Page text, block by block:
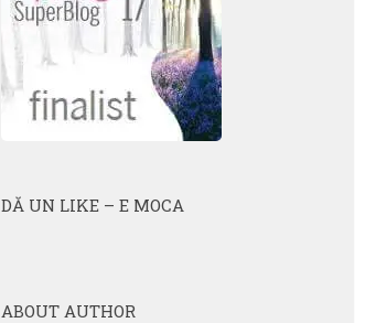
DĂ UN LIKE – E MOCA
ABOUT AUTHOR